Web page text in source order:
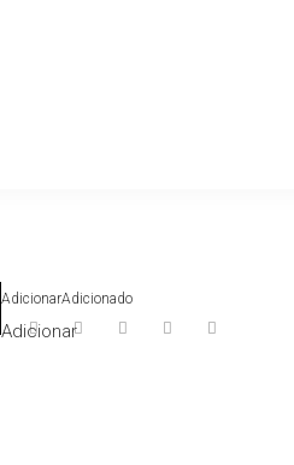
AdicionarAdicionado
Adicionar